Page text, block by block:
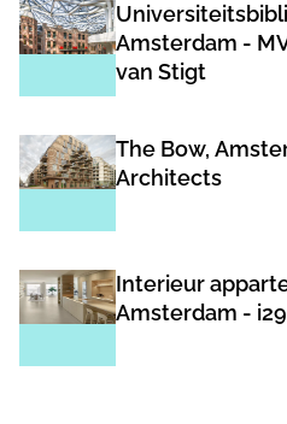
Amsterdam -
van Stigt
The Bow,
Architects
Interieur
Amsterdam - i29